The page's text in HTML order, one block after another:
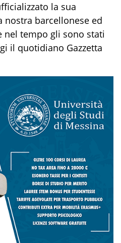
la sua
nostra barcellonese ed
nel tempo gli sono stati
il quotidiano Gazzetta